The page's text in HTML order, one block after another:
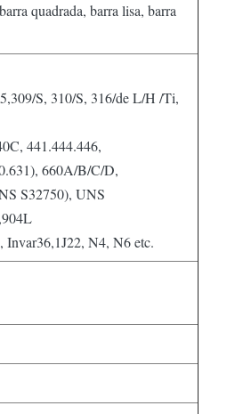
quadrada, barra lisa, barra
S, 310/S, 316/de L/H /Ti,
441.444.446,
660A/B/C/D,
S32750), UNS
N4, N6 etc.